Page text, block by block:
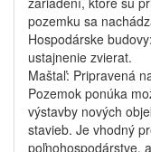
pozemku sa
Hospodárske
ustajnenie zvierat.
Maštaľ: Pripravená
Pozemok ponúka
výstavby nových
stavieb. Je vhodný
poľnohospodárstve,